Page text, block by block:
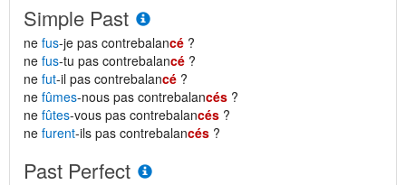
Simple Past
ne fus-je pas contrebalancé ?
ne fus-tu pas contrebalancé ?
ne fut-il pas contrebalancé ?
ne fûmes-nous pas contrebalancés ?
ne fûtes-vous pas contrebalancés ?
ne furent-ils pas contrebalancés ?
Past Perfect